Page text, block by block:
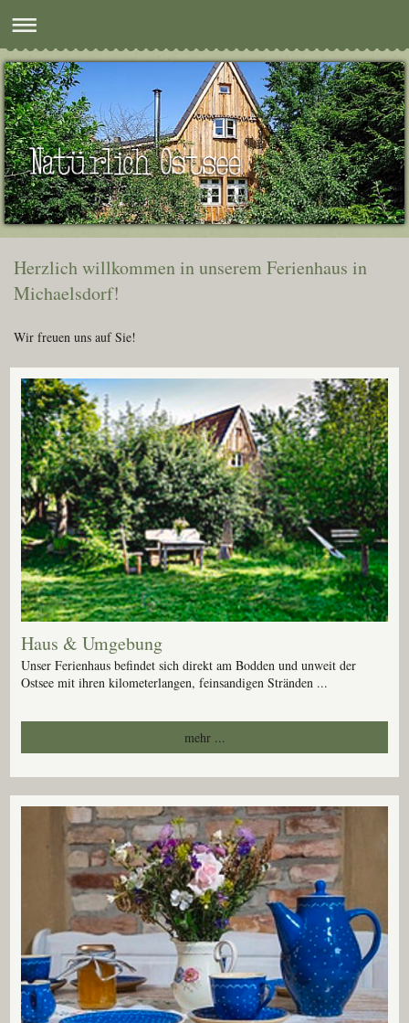
Herzlich willkommen in unserem Ferienhaus in
Michaelsdorf!
Wir freuen uns auf Sie!
Haus & Umgebung
Unser Ferienhaus befindet sich direkt am Bodden und unweit der
Ostsee mit ihren kilometerlangen, feinsandigen Stränden ...
mehr ...